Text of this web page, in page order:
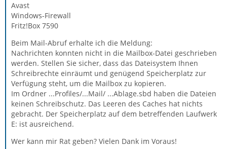
Avast
Windows-Firewall
Fritz!Box 7590
Beim Mail-Abruf erhalte ich die Meldung:
Nachrichten konnten nicht in die Mailbox-Datei geschrieben
werden. Stellen Sie sicher, dass das Dateisystem Ihnen
Schreibrechte einräumt und genügend Speicherplatz zur
Verfügung steht, um die Mailbox zu kopieren.
Im Ordner ...Profiles/...Mail/ ...Ablage.sbd haben die Dateien
keinen Schreibschutz. Das Leeren des Caches hat nichts
gebracht. Der Speicherplatz auf dem betreffenden Laufwerk
E: ist ausreichend.
Wer kann mir Rat geben? Vielen Dank im Voraus!